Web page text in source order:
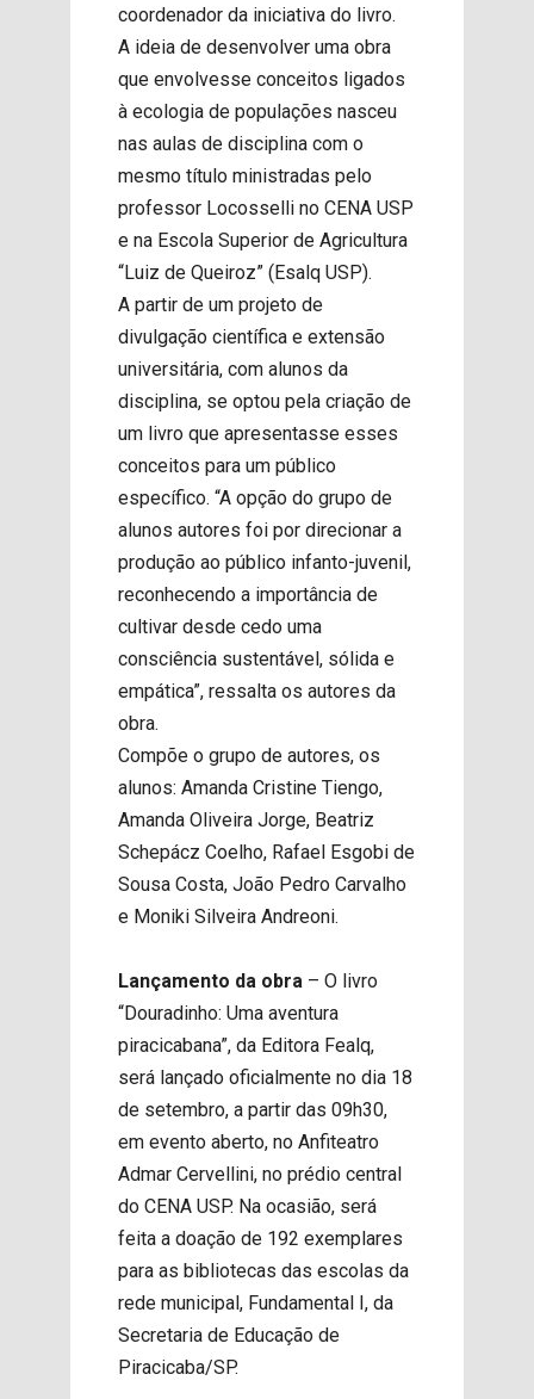
coordenador da iniciativa do livro.
A ideia de desenvolver uma obra
que envolvesse conceitos ligados
à ecologia de populações nasceu
nas aulas de disciplina com o
mesmo título ministradas pelo
professor Locosselli no CENA USP
e na Escola Superior de Agricultura
“Luiz de Queiroz” (Esalq USP).
A partir de um projeto de
divulgação científica e extensão
universitária, com alunos da
disciplina, se optou pela criação de
um livro que apresentasse esses
conceitos para um público
específico. “A opção do grupo de
alunos autores foi por direcionar a
produção ao público infanto-juvenil,
reconhecendo a importância de
cultivar desde cedo uma
consciência sustentável, sólida e
empática”, ressalta os autores da
obra.
Compõe o grupo de autores, os
alunos: Amanda Cristine Tiengo,
Amanda Oliveira Jorge, Beatriz
Schepácz Coelho, Rafael Esgobi de
Sousa Costa, João Pedro Carvalho
e Moniki Silveira Andreoni.
Lançamento da obra – O livro
“Douradinho: Uma aventura
piracicabana”, da Editora Fealq,
será lançado oficialmente no dia 18
de setembro, a partir das 09h30,
em evento aberto, no Anfiteatro
Admar Cervellini, no prédio central
do CENA USP. Na ocasião, será
feita a doação de 192 exemplares
para as bibliotecas das escolas da
rede municipal, Fundamental I, da
Secretaria de Educação de
Piracicaba/SP.